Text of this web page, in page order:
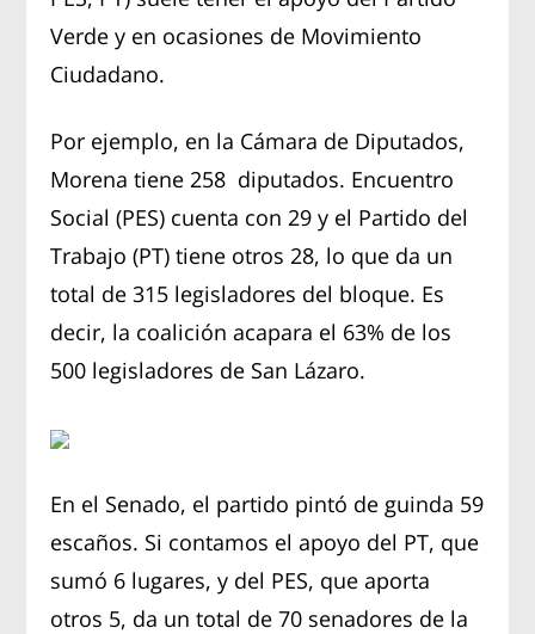
Verde y en ocasiones de Movimiento
Ciudadano.
Por ejemplo, en la Cámara de Diputados,
Morena tiene 258 diputados. Encuentro
Social (PES) cuenta con 29 y el Partido del
Trabajo (PT) tiene otros 28, lo que da un
total de 315 legisladores del bloque. Es
decir, la coalición acapara el 63% de los
500 legisladores de San Lázaro.
En el Senado, el partido pintó de guinda 59
escaños. Si contamos el apoyo del PT, que
sumó 6 lugares, y del PES, que aporta
otros 5, da un total de 70 senadores de la